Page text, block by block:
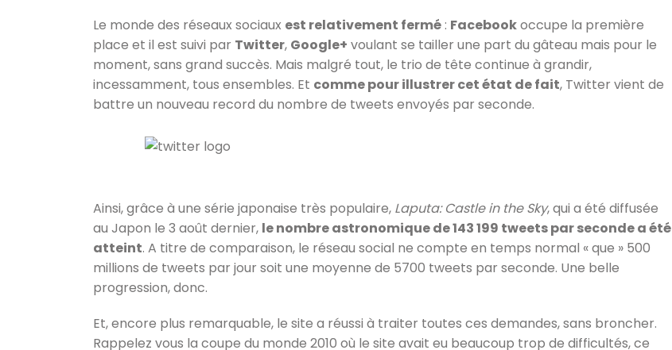
Le monde des réseaux sociaux est relativement fermé : Facebookoccupe la première
place et il est suivi par Twitter, Google+ voulant se tailler une part du gâteau mais pour le
moment, sans grand succès. Mais malgré tout, le trio de tête continue à grandir,
incessamment, tous ensembles. Et comme pour illustrer cet état de fait, Twitter vient de
battre un nouveau record du nombre de tweets envoyés par seconde.
Ainsi, grâce à une série japonaise très populaire, Laputa: Castle in the Sky, qui a été diffusée
au Japon le 3 août dernier, le nombre astronomique de 143 199 tweets par seconde a été
atteint. A titre de comparaison, le réseau social ne compte en temps normal « que » 500
millions de tweets par jour soit une moyenne de 5700 tweets par seconde. Une belle
progression, donc.
Et, encore plus remarquable, le site a réussi à traiter toutes ces demandes, sans broncher.
Rappelez vous la coupe du monde 2010 où le site avait eu beaucoup trop de difficultés, ce